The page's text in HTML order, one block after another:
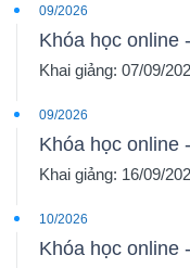
09/2026
Khóa học online
Khai giảng: 07/09/
09/2026
Khóa học online
Khai giảng: 16/09/
10/2026
Khóa học online